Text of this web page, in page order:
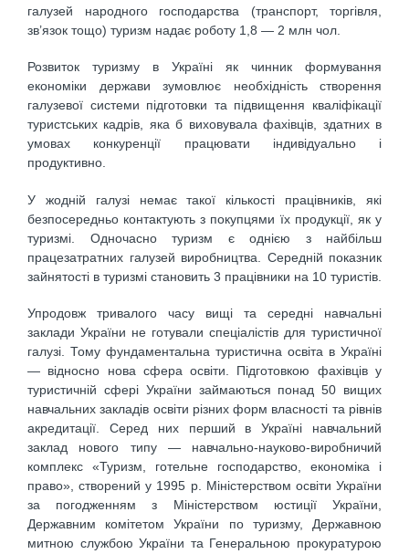
галузей народного господарства (транспорт, торгівля,
зв’язок тощо) туризм надає роботу 1,8 — 2 млн чол.
Розвиток туризму в Україні як чинник формування
економіки держави зумовлює необхідність створення
галузевої системи підготовки та підвищення кваліфікації
туристських кадрів, яка б виховувала фахівців, здатних в
умовах конкуренції працювати індивідуально і
продуктивно.
У жодній галузі немає такої кількості працівників, які
безпосередньо контактують з покупцями їх продукції, як у
туризмі. Одночасно туризм є однією з найбільш
працезатратних галузей виробництва. Середній показник
зайнятості в туризмі становить 3 працівники на 10 туристів.
Упродовж тривалого часу вищі та середні навчальні
заклади України не готували спеціалістів для туристичної
галузі. Тому фундаментальна туристична освіта в Україні
— відносно нова сфера освіти. Підготовкою фахівців у
туристичній сфері України займаються понад 50 вищих
навчальних закладів освіти різних форм власності та рівнів
акредитації. Серед них перший в Україні навчальний
заклад нового типу — навчально-науково-виробничий
комплекс «Туризм, готельне господарство, економіка і
право», створений у 1995 р. Міністерством освіти України
за погодженням з Міністерством юстиції України,
Державним комітетом України по туризму, Державною
митною службою України та Генеральною прокуратурою